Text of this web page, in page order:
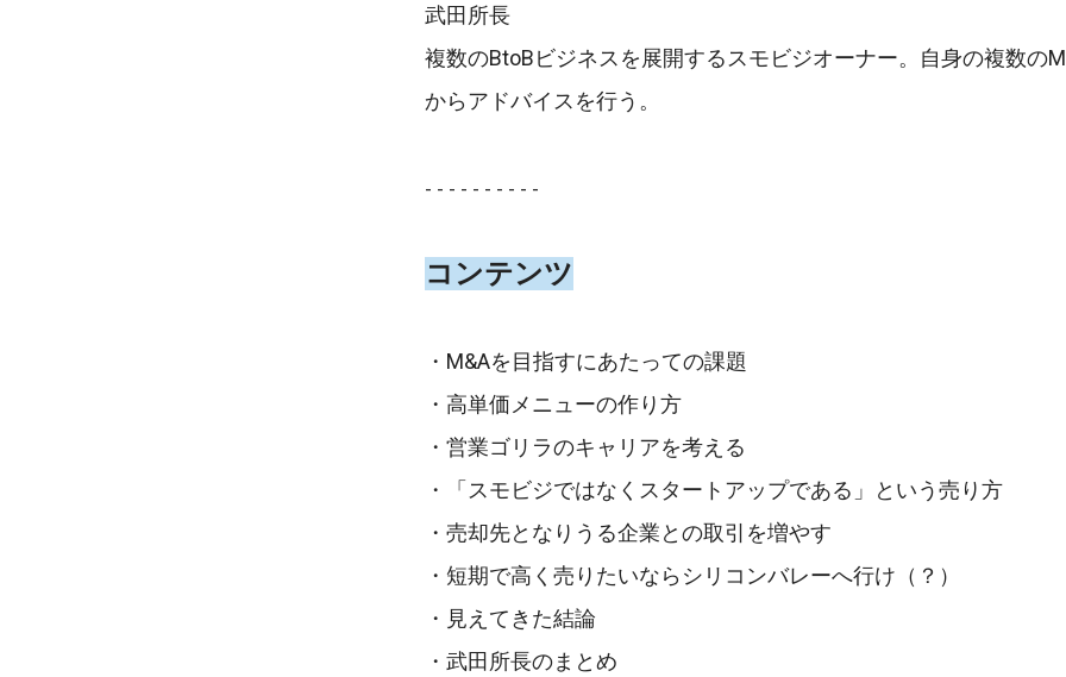
武田所長
複数のBtoBビジネスを展開するスモビジオーナー。自身の複数の
からアドバイスを行う。
- - - - - - - - - -
コンテンツ
・M&Aを目指すにあたっての課題
・高単価メニューの作り方
・営業ゴリラのキャリアを考える
・「スモビジではなくスタートアップである」という売り方
・売却先となりうる企業との取引を増やす
・短期で高く売りたいならシリコンバレーへ行け（？）
・見えてきた結論
・武田所長のまとめ